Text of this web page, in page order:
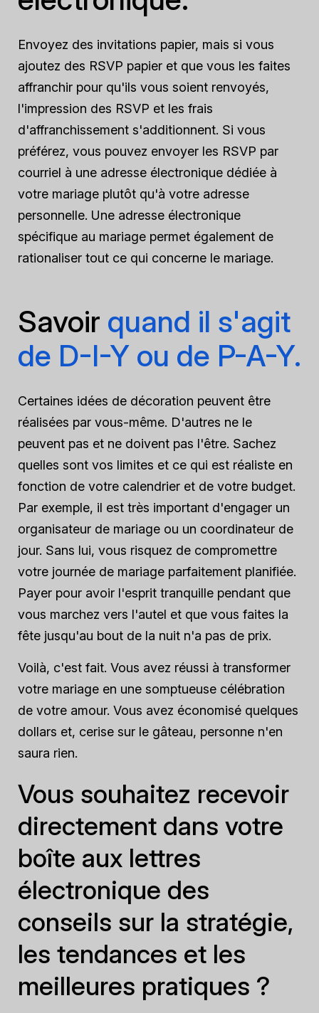
Envoyez des invitations papier, mais si vous
ajoutez des RSVP papier et que vous les faites
affranchir pour qu'ils vous soient renvoyés,
l'impression des RSVP et les frais
d'affranchissement s'additionnent. Si vous
préférez, vous pouvez envoyer les RSVP par
courriel à une adresse électronique dédiée à
votre mariage plutôt qu'à votre adresse
personnelle. Une adresse électronique
spécifique au mariage permet également de
rationaliser tout ce qui concerne le mariage.
Savoir quand il s'agit
de D-I-Y ou de P-A-Y.
Certaines idées de décoration peuvent être
réalisées par vous-même. D'autres ne le
peuvent pas et ne doivent pas l'être. Sachez
quelles sont vos limites et ce qui est réaliste en
fonction de votre calendrier et de votre budget.
Par exemple, il est très important d'engager un
organisateur de mariage ou un coordinateur de
jour. Sans lui, vous risquez de compromettre
votre journée de mariage parfaitement planifiée.
Payer pour avoir l'esprit tranquille pendant que
vous marchez vers l'autel et que vous faites la
fête jusqu'au bout de la nuit n'a pas de prix.
Voilà, c'est fait. Vous avez réussi à transformer
votre mariage en une somptueuse célébration
de votre amour. Vous avez économisé quelques
dollars et, cerise sur le gâteau, personne n'en
saura rien.
Vous souhaitez recevoir
directement dans votre
boîte aux lettres
électronique des
conseils sur la stratégie,
les tendances et les
meilleures pratiques ?